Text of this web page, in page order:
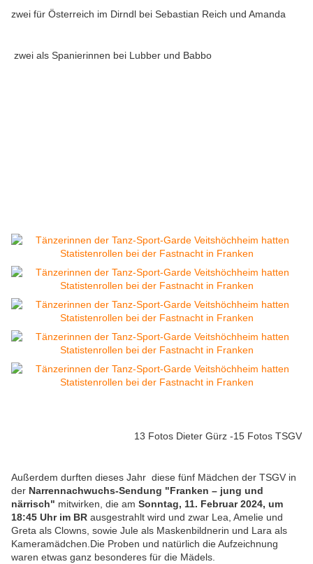
zwei für Österreich im Dirndl bei Sebastian Reich und Amanda
zwei als Spanierinnen bei Lubber und Babbo
13 Fotos Dieter Gürz -15 Fotos TSGV
Außerdem durften dieses Jahr diese fünf Mädchen der TSGV in
der Narrennachwuchs-Sendung "Franken – jung und
närrisch" mitwirken, die am Sonntag, 11. Februar 2024, um
18:45 Uhr im BR ausgestrahlt wird und zwar Lea, Amelie und
Greta als Clowns, sowie Jule als Maskenbildnerin und Lara als
Kameramädchen.Die Proben und natürlich die Aufzeichnung
waren etwas ganz besonderes für die Mädels.